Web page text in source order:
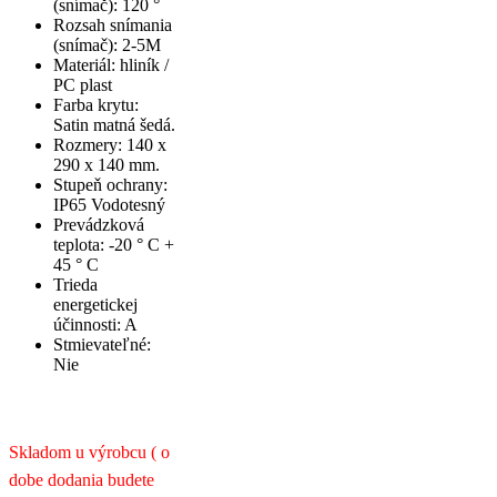
(snímač): 120 °
Rozsah snímania
(snímač): 2-5M
Materiál: hliník /
PC plast
Farba krytu:
Satin matná šedá.
Rozmery: 140 x
290 x 140 mm.
Stupeň ochrany:
IP65 Vodotesný
Prevádzková
teplota: -20 ° C +
45 ° C
Trieda
energetickej
účinnosti: A
Stmievateľné:
Nie
Skladom u výrobcu ( o
dobe dodania budete